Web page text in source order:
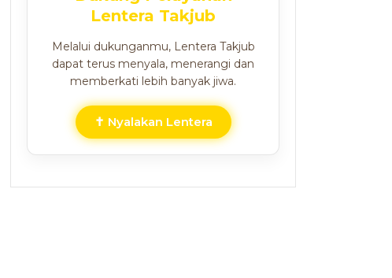
Lentera Takjub
Melalui dukunganmu, Lentera Takjub
dapat terus menyala, menerangi dan
memberkati lebih banyak jiwa.
✝ Nyalakan Lentera